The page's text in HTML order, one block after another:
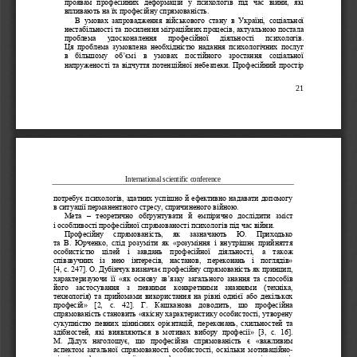
21
впливають на їх професійну спрямованість.
В  умовах  запровадження  військового  стану  в  Україні,  соціальної
нестабільності та посилення міграційних процесів, актуальною постала
проблема   удосконалення   професійної   діяльності   психологів.
Ця  проблема  зумовлена  необхідністю  надання  психологічних  послуг
в  більшому  об’ємі  в  умовах  постійного  зростання  соціальної
напруженості та відчуття потенційної небезпеки. Професійний простір
International scientific conference
потребує психологів, здатних успішно й ефективно надавати допомогу
в ситуації перманентного стресу, спричиненого війною.
Мета
– теоретично  обґрунтувати  й  емпірично  дослідити  зміст
і особливості професійної спрямованості психологів під час війни.
Професійну   спрямованість,   як   зазначають   Ю.   Приходько
та  В.  Юрченко,  слід  розуміти  як  «розуміння  і  внутрішнє  прийняття
особистістю  цілей
і  завдань  професійної  діяльності,  а  також
співзвучних  із  нею  інтересів,  настанов,  переконань  і  поглядів»
[4, с. 247]. О. Дубінчук визначає професійну спрямованість як принцип,
характеризуючи  її  «як  основу  зв’язку  загального  знання  та  способів
його  застосування  з  певними  конкретними  знаннями  (техніка,
технологія) та прийомами використання на рівні однієї або декількох
професій»  [2,  с.  42].  Г.  Кашканова  доводить,  що  професійна
спрямованість становить «якісну характеристику особистості, утворену
сукупністю  певних  ціннісних  орієнтацій,  переконань,  схильностей  та
здібностей,  які  виявляються  в  мотивах  вибору  професії»  [3,  с.  16].
М.  Дідух  наголошує,  що  професійна  спрямованість  є  «важливим
аспектом  загальної  спрямованості  особистості, оскільки  мотиваційно-